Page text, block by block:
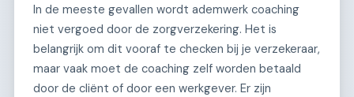
In de meeste gevallen wordt ademwerk coaching
niet vergoed door de zorgverzekering. Het is
belangrijk om dit vooraf te checken bij je verzekeraar,
maar vaak moet de coaching zelf worden betaald
door de cliënt of door een werkgever. Er zijn